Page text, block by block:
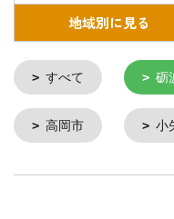
地域別に見る
すべて 砺
高岡市 小